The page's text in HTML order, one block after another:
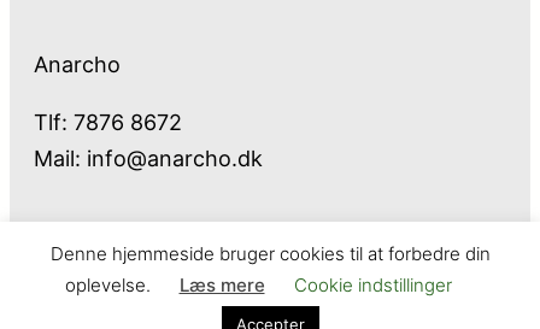
Anarcho
Tlf: 7876 8672
Mail: info@anarcho.dk
Anarcho – alt i Hårde Hvidevarer
Cookie- og privatlivspolitik Kontakt
Denne hjemmeside bruger cookies til at forbedre din
oplevelse.
Læs mere Cookie indstillinger
Accepter